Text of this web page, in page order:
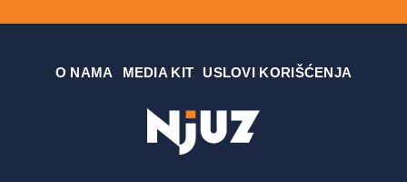
О NAMA MEDIA KIT USLOVI KORIŠĆENJA